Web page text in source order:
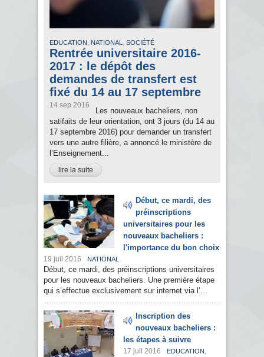
EDUCATION , NATIONAL , SOCIÉTÉ
Rentrée universitaire 2016-
2017 : le dépôt des
demandes de transfert est
fixé du 14 au 17 septembre
14 sep 2016
Les nouveaux bacheliers, non
satifaits de leur orientation, ont 3 jours (du 14 au
17 septembre 2016) pour demander un transfert
vers une autre filière, a annoncé le ministère de
l’Enseignement...
lire la suite
Début, ce mardi, des
préinscriptions
universitaires pour les
nouveaux bacheliers :
l'importance du bon choix
19 juil 2016 NATIONAL
Début, ce mardi, des préinscriptions universitaires
pour les nouveaux bacheliers. Une première étape
qui s’effectue exclusivement sur internet via l’...
Inscription des
nouveaux bacheliers :
les étapes à suivre
17 juil 2016 EDUCATION ,